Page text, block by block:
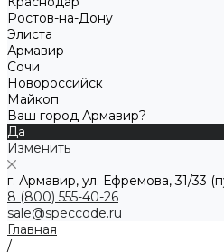
Ростов-на-Дону
Элиста
Армавир
Сочи
Новороссийск
Майкоп
Ваш город Армавир?
Да
Изменить
г. Армавир, ул. Ефремова, 31/33
8 (800) 555-40-26
sale@speccode.ru
Главная
/